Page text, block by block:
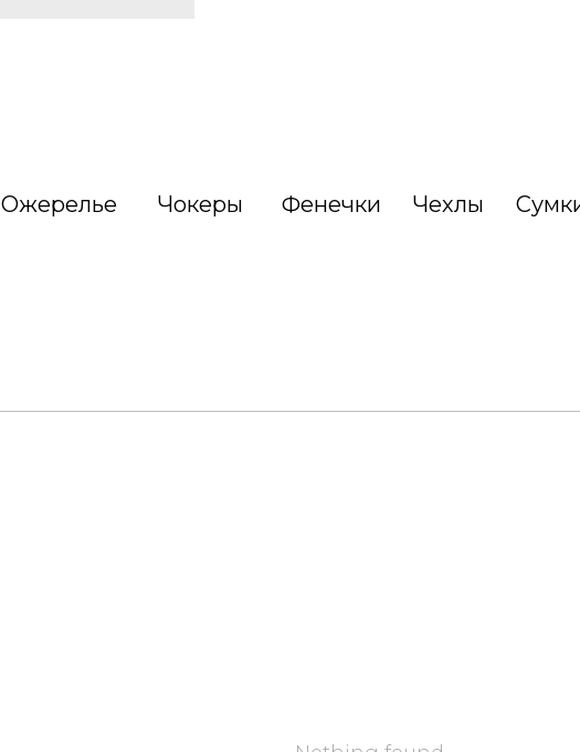
Ожерелье Чокеры Фенечки Чехлы